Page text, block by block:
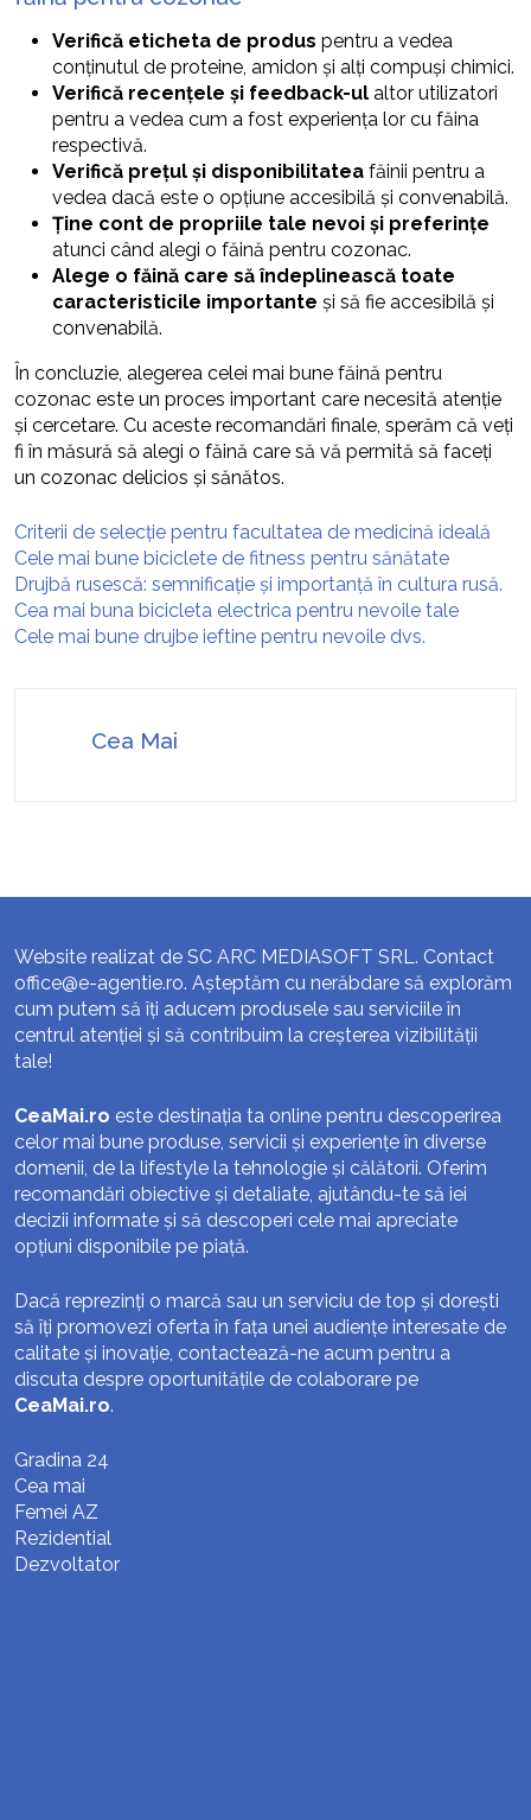
Verifică eticheta de produs pentru a vedea
conținutul de proteine, amidon și alți compuși chimici.
Verifică recențele și feedback-ul altor utilizatori
pentru a vedea cum a fost experiența lor cu făina
respectivă.
Verifică prețul și disponibilitatea făinii pentru a
vedea dacă este o opțiune accesibilă și convenabilă.
Ține cont de propriile tale nevoi și preferințe
atunci când alegi o făină pentru cozonac.
Alege o făină care să îndeplinească toate
caracteristicile importante și să fie accesibilă și
convenabilă.
În concluzie, alegerea celei mai bune făină pentru
cozonac este un proces important care necesită atenție
și cercetare. Cu aceste recomandări finale, sperăm că veți
fi în măsură să alegi o făină care să vă permită să faceți
un cozonac delicios și sănătos.
Criterii de selecție pentru facultatea de medicină ideală
Cele mai bune biciclete de fitness pentru sănătate
Drujbă rusescă: semnificație și importanță în cultura rusă.
Cea mai buna bicicleta electrica pentru nevoile tale
Cele mai bune drujbe ieftine pentru nevoile dvs.
Cea Mai
Website realizat de SC ARC MEDIASOFT SRL. Contact
office@e-agentie.ro. Așteptăm cu nerăbdare să explorăm
cum putem să îți aducem produsele sau serviciile în
centrul atenției și să contribuim la creșterea vizibilității
tale!
CeaMai.ro este destinația ta online pentru descoperirea
celor mai bune produse, servicii și experiențe în diverse
domenii, de la lifestyle la tehnologie și călătorii. Oferim
recomandări obiective și detaliate, ajutându-te să iei
decizii informate și să descoperi cele mai apreciate
opțiuni disponibile pe piață.
Dacă reprezinți o marcă sau un serviciu de top și dorești
să îți promovezi oferta în fața unei audiențe interesate de
calitate și inovație, contactează-ne acum pentru a
discuta despre oportunitățile de colaborare pe
CeaMai.ro.
Gradina 24
Cea mai
Femei AZ
Rezidential
Dezvoltator